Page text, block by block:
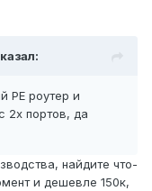
PE роутер и
2х портов, да
найдите что-
и дешевле 150к,